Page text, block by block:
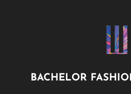
BACHELOR